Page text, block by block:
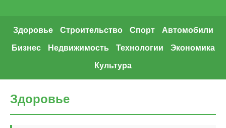
Здоровье Строительство Спорт Автомобили
Бизнес Недвижимость Технологии Экономика
Культура
Здоровье